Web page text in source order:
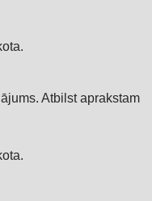
Atbilst aprakstam